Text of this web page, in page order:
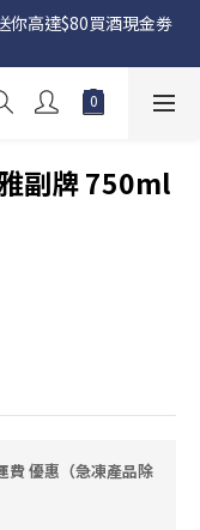
服務📦
你高達$80買酒現金劵
服務📦
副牌 750ml
費 優惠（急凍產品除